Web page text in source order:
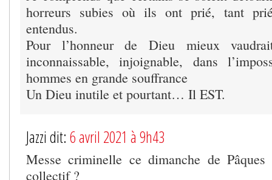
horreurs subies où ils ont prié, tant
entendus.
Pour l’honneur de Dieu mieux
inconnaissable, injoignable, dans
hommes en grande souffrance
Un Dieu inutile et pourtant… Il EST.
Jazzi dit: 6 avril 2021 à 9h43
Messe criminelle ce dimanche de
collectif ?